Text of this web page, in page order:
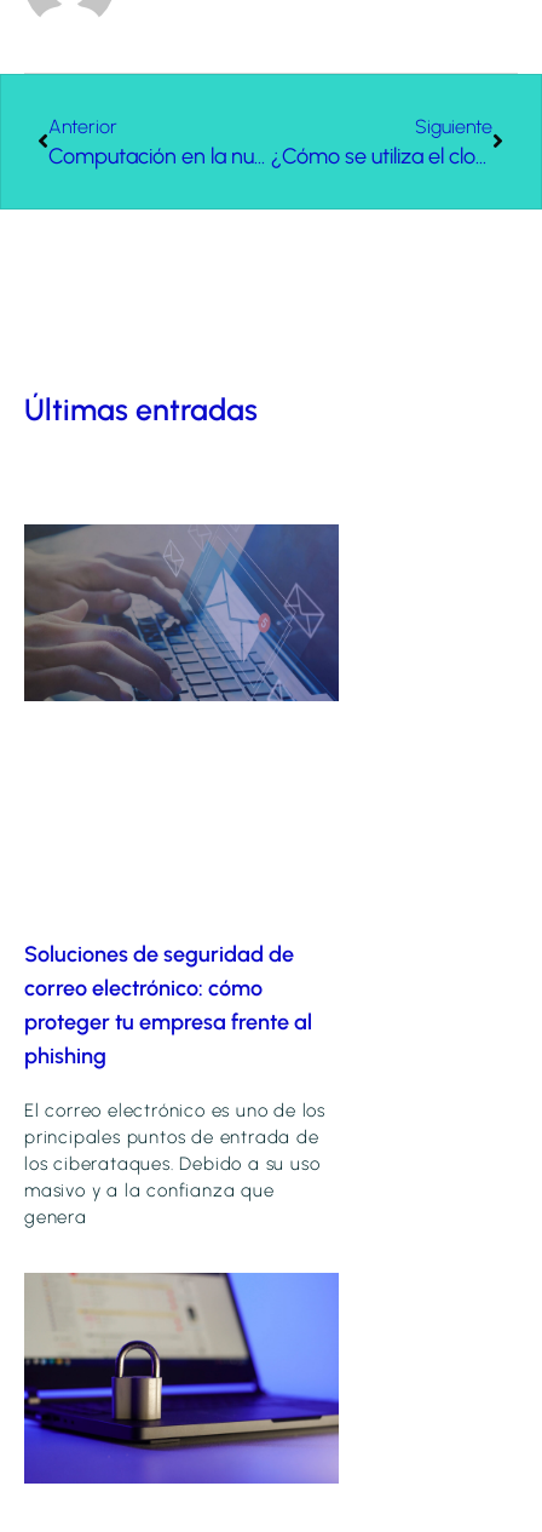
Anterior
Computación en la nube vs. computación tradicional
Siguiente
¿Cómo se utiliza el cloud computing en las empresas?
Últimas entradas
Soluciones de seguridad de
correo electrónico: cómo
proteger tu empresa frente al
phishing
El correo electrónico es uno de los
principales puntos de entrada de
los ciberataques. Debido a su uso
masivo y a la confianza que
genera